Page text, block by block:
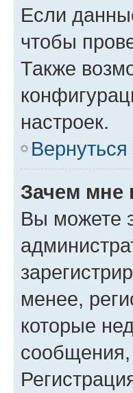
Если
чтобы
Также
настроек.
Зачем мне
Вы можете
менее,
которые
сообщения,